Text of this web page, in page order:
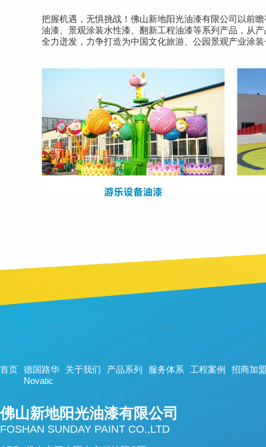
把握机遇，无惧挑战！佛山新地阳光油漆有限公司以前
油漆、景观涂装水性漆、翻新工程油漆等系列产品，从
全力迸发，力争打造为中国文化旅游、公园景观产业涂
首页 德国路华
Novatic
关于我们 产品系列 服务体系 工程案例 招商加
佛山新地阳光油漆有限公司
FOSHAN SUNDAY PAINT CO.,LTD